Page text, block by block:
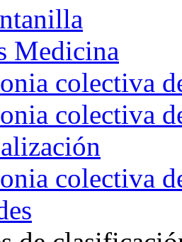
Medicina
colectiva
colectiva
colectiva